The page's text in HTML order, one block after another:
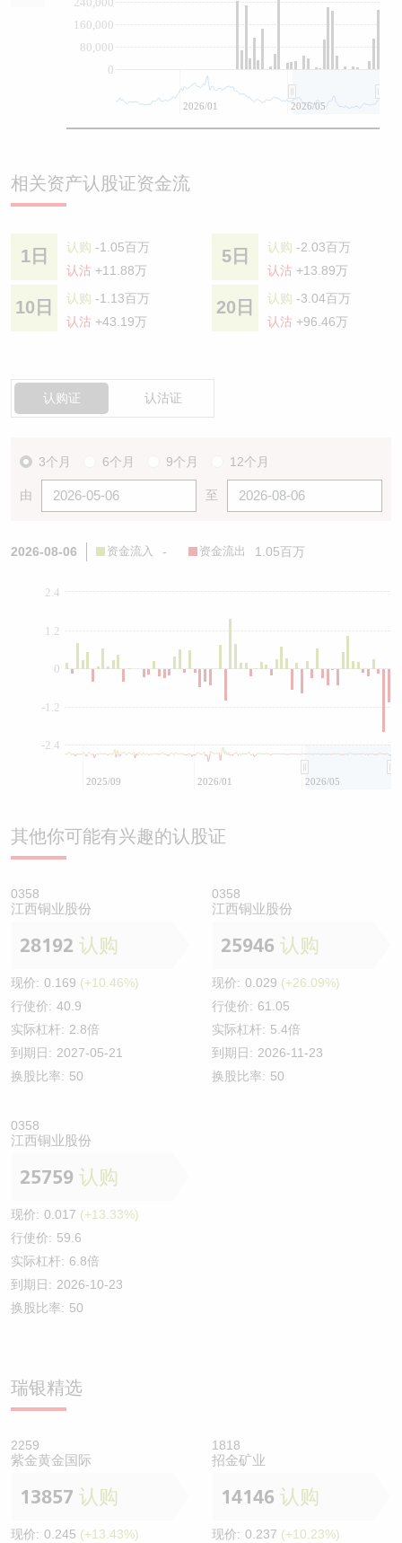
0
80,000
160,000
2026/01 2026/05
相关资产认股证资金流
1日 认购 -1.05百万
认沽 +11.88万
5日 认购 -2.03百万
认沽 +13.89万
10日 认购 -1.13百万
认沽 +43.19万
20日 认购 -3.04百万
认沽 +96.46万
认购证 认沽证
3个月 6个月 9个月 12个月
由 至
2026-08-06 资金流入 - 资金流出 1.05百万
0
-2.4
-1.2
1.2
2.4
2025/09 2026/01 2026/05
其他你可能有兴趣的认股证
0358
江西铜业股份
28192 认购
现价: 0.169 (+10.46%)
行使价: 40.9
实际杠杆: 2.8倍
到期日: 2027-05-21
换股比率: 50
0358
江西铜业股份
25946 认购
现价: 0.029 (+26.09%)
行使价: 61.05
实际杠杆: 5.4倍
到期日: 2026-11-23
换股比率: 50
0358
江西铜业股份
25759 认购
现价: 0.017 (+13.33%)
行使价: 59.6
实际杠杆: 6.8倍
到期日: 2026-10-23
换股比率: 50
瑞银精选
2259
紫金黄金国际
13857 认购
现价: 0.245 (+13.43%)
1818
招金矿业
14146 认购
现价: 0.237 (+10.23%)